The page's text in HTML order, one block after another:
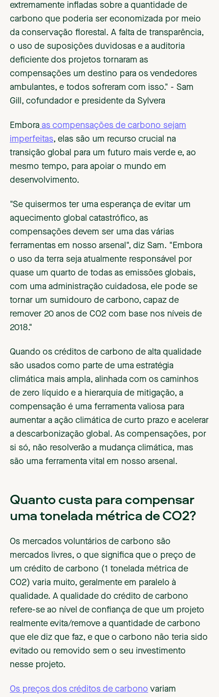
extremamente infladas sobre a quantidade de
carbono que poderia ser economizada por meio
da conservação florestal. A falta de transparência,
o uso de suposições duvidosas e a auditoria
deficiente dos projetos tornaram as
compensações um destino para os vendedores
ambulantes, e todos sofreram com isso." - Sam
Gill, cofundador e presidente da Sylvera
Embora as compensações de carbono sejam
imperfeitas, elas são um recurso crucial na
transição global para um futuro mais verde e, ao
mesmo tempo, para apoiar o mundo em
desenvolvimento.
"Se quisermos ter uma esperança de evitar um
aquecimento global catastrófico, as
compensações devem ser uma das várias
ferramentas em nosso arsenal", diz Sam. "Embora
o uso da terra seja atualmente responsável por
quase um quarto de todas as emissões globais,
com uma administração cuidadosa, ele pode se
tornar um sumidouro de carbono, capaz de
remover 20 anos de CO2 com base nos níveis de
2018."
Quando os créditos de carbono de alta qualidade
são usados como parte de uma estratégia
climática mais ampla, alinhada com os caminhos
de zero líquido e a hierarquia de mitigação, a
compensação é uma ferramenta valiosa para
aumentar a ação climática de curto prazo e acelerar
a descarbonização global. As compensações, por
si só, não resolverão a mudança climática, mas
são uma ferramenta vital em nosso arsenal.
Quanto custa para compensar
uma tonelada métrica de CO2?
Os mercados voluntários de carbono são
mercados livres, o que significa que o preço de
um crédito de carbono (1 tonelada métrica de
CO2) varia muito, geralmente em paralelo à
qualidade. A qualidade do crédito de carbono
refere-se ao nível de confiança de que um projeto
realmente evita/remove a quantidade de carbono
que ele diz que faz, e que o carbono não teria sido
evitado ou removido sem o seu investimento
nesse projeto.
Os preços dos créditos de carbono variam